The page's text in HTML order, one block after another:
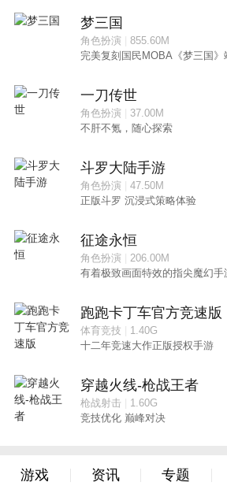
梦三国
角色扮演| 855.60M
完美复刻国民MOBA《梦三国》
一刀传世
角色扮演| 37.00M
不肝不氪，随心探索
斗罗大陆手游
角色扮演| 47.50M
正版斗罗 沉浸式策略体验
征途永恒
角色扮演| 206.00M
有着极致画面特效的指尖魔幻手
跑跑卡丁车官方竞速版
体育竞技
1.40G
十二年竞速大作正版授权手游
穿越火线-枪战王者
枪战射击
1.60G
竞技优化 巅峰对决
游戏 资讯 专题